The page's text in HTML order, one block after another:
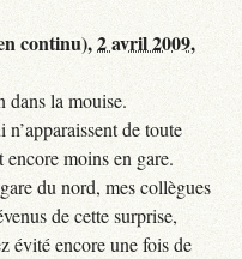
continu),2 avril 2009,
dans la mouise.
de toute
moins en gare.
du nord, mes collègues
de cette surprise,
évité encore une fois de